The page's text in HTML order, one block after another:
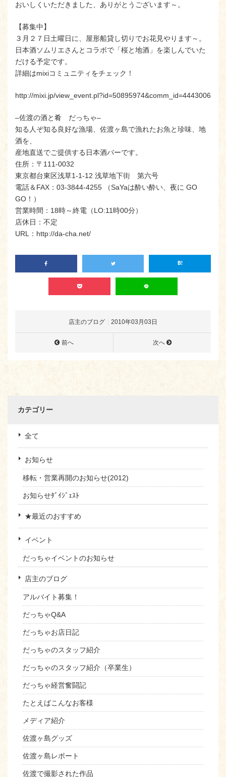
おいしくいただきました、ありがとうございます～。
【募集中】
３月２７日土曜日に、屋形船貸し切りでお花見やります～。
日本酒ソムリエさんとコラボで「桜と地酒」を楽しんでいた
だける予定です。
詳細はmixiコミュニティをチェック！
http://mixi.jp/view_event.pl?id=50895974&comm_id=4443006
–佐渡の酒と肴 だっちゃ–
知る人ぞ知る良好な漁場、佐渡ヶ島で漁れたお魚と珍味、地
酒を、
産地直送でご提供する日本酒バーです。
住所：〒111-0032
東京都台東区浅草1-1-12 浅草地下街 第六号
電話＆FAX：03-3844-4255 （SaYaは酔い酔い、夜に GO
GO！）
営業時間：18時～終電（LO:11時00分）
店休日：不定
URL：http://da-cha.net/
店主のブログ 2010年03月03日
前へ 次へ
カテゴリー
全て
お知らせ
移転・営業再開のお知らせ(2012)
お知らせﾀﾞｲｼﾞｪｽﾄ
★最近のおすすめ
イベント
だっちゃイベントのお知らせ
店主のブログ
アルバイト募集！
だっちゃQ&A
だっちゃお店日記
だっちゃのスタッフ紹介
だっちゃのスタッフ紹介（卒業生）
だっちゃ経営奮闘記
たとえばこんなお客様
メディア紹介
佐渡ヶ島グッズ
佐渡ヶ島レポート
佐渡で撮影された作品